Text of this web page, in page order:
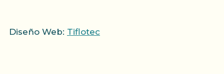
Diseño Web: Tiflotec